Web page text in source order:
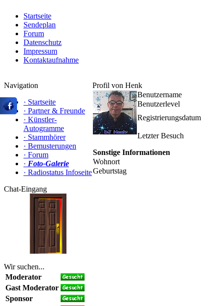
Startseite
Sendeplan
Forum
Datenschutz
Impressum
Kontaktaufnahme
Navigation
· Startseite
· Partner & Freunde
· Künstler-
Autogramme
· Stammhörer
· Bemusterungen
· Forum
· Foto-Galerie
· Radiostatus Infoseite
Chat-Eingang
Wir suchen...
Moderator
Gast Moderator
Sponsor
Profil von Henk
Benutzername
Benutzerlevel
Registrierungsdatum
Letzter Besuch
Sonstige Informationen
Wohnort
Geburtstag